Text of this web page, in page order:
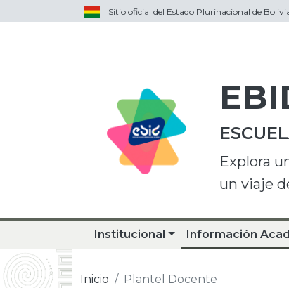
Sitio oficial del Estado Plurinacional de
Explora
un viaje
Institucional Información
Inicio Plantel Docente